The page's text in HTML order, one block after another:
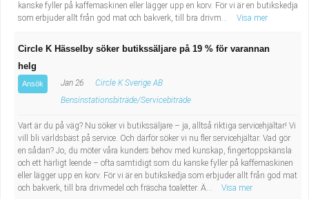
kanske fyller på kaffemaskinen eller lägger upp en korv. För vi är en butikskedja
som erbjuder allt från god mat och bakverk, till bra drivm...
Visa mer
Circle K Hässelby söker butikssäljare på 19 % för varannan
helg
Ansök Jan 26
Circle K Sverige AB
Bensinstationsbiträde/Servicebiträde
Vart är du på väg? Nu söker vi butikssäljare – ja, alltså riktiga servicehjältar! Vi
vill bli världsbäst på service. Och därför söker vi nu fler servicehjältar. Vad gör
en sådan? Jo, du möter våra kunders behov med kunskap, fingertoppskänsla
och ett härligt leende – ofta samtidigt som du kanske fyller på kaffemaskinen
eller lägger upp en korv. För vi är en butikskedja som erbjuder allt från god mat
och bakverk, till bra drivmedel och fräscha toaletter. Ä...
Visa mer